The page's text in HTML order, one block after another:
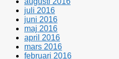
juli 2016
juni 2016
maj 2016
april 2016
mars 2016
februari 2016